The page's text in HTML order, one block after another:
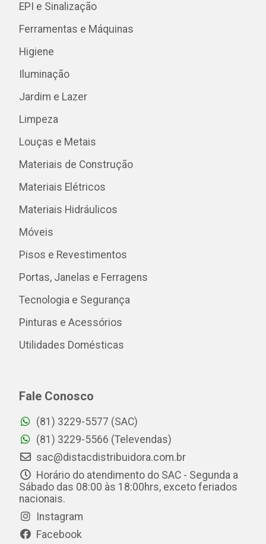
EPI e Sinalização
Ferramentas e Máquinas
Higiene
Iluminação
Jardim e Lazer
Limpeza
Louças e Metais
Materiais de Construção
Materiais Elétricos
Materiais Hidráulicos
Móveis
Pisos e Revestimentos
Portas, Janelas e Ferragens
Tecnologia e Segurança
Pinturas e Acessórios
Utilidades Domésticas
Fale Conosco
(81) 3229-5577 (SAC)
(81) 3229-5566 (Televendas)
sac@distacdistribuidora.com.br
Horário do atendimento do SAC - Segunda a
Sábado das 08:00 às 18:00hrs, exceto feriados
nacionais.
Instagram
Facebook